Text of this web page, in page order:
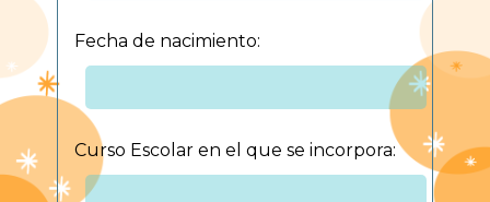
Fecha de nacimiento:
Curso Escolar en el que se incorpora: